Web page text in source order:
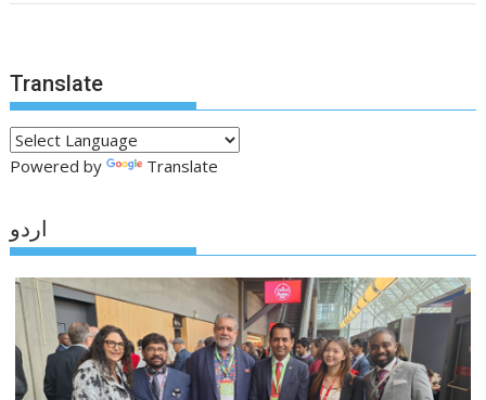
Translate
Powered by Translate
اردو